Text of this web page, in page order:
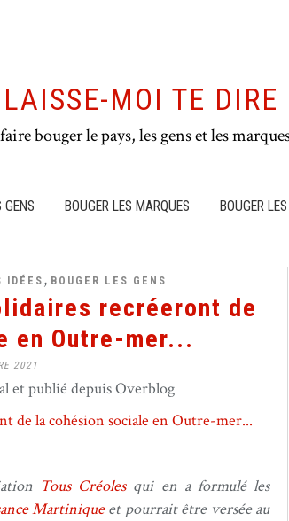
LAISSE-MOI TE DIRE
bouger le pays, les gens et les
GENS BOUGER LES MARQUES BOUGER
IDÉES , BOUGER LES GENS
recréeront de
en Outre-mer...
2021
et publié depuis Overblog
Tous Créolesqui en a formulé les
Martiniqueet pourrait être versée au